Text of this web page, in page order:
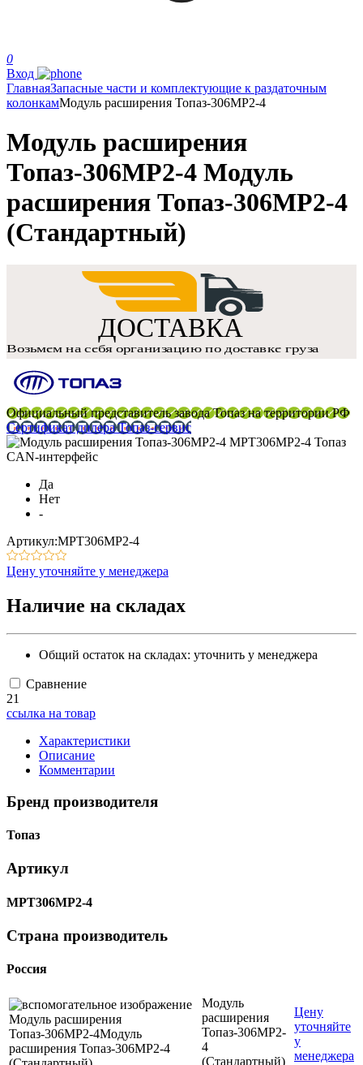
0
Вход
ГлавнаяЗапасные части и комплектующие к раздаточным
колонкамМодуль расширения Топаз-306МР2-4
Модуль расширения
Топаз-306МР2-4 Модуль
расширения Топаз-306МР2-4
(Стандартный)
Официальный представитель завода Топаз на территории РФ
Сертификат дилера Топаз-сервис
CAN-интерфейс
Да
Нет
-
Артикул:МРТ306МР2-4
Цену уточняйте у менеджера
Наличие на складах
Общий остаток на складах: уточнить у менеджера
Сравнение
21
ссылка на товар
Характеристики
Описание
Комментарии
Бренд производителя
Топаз
Артикул
МРТ306МР2-4
Страна производитель
Россия
Модуль
расширения
Топаз-306МР2-
4
(Стандартный)
Цену
уточняйте
у
менеджера